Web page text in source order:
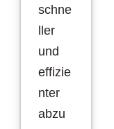
schne
ller
und
effizie
nter
abzu